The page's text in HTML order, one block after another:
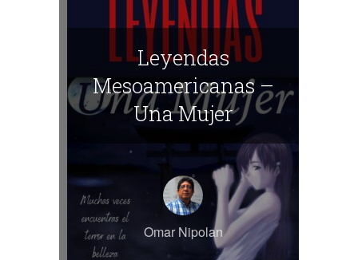
Leyendas
Mesoamericanas –
Una Mujer
Omar Nipolan